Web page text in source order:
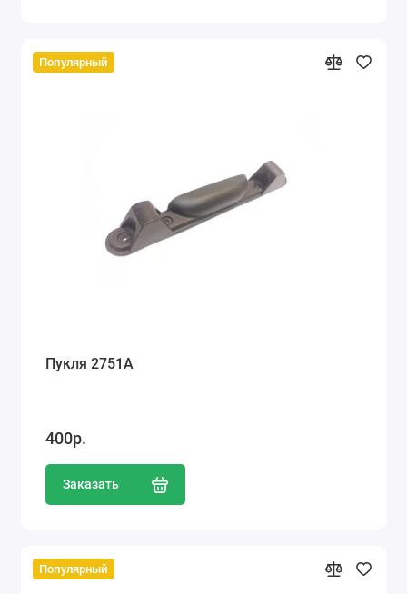
Популярный
Пукля 2751А
400р.
Заказать
Популярный